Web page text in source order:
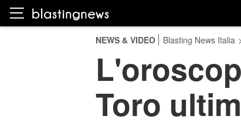
NEWS & VIDEO Blasting News Italia
Toro